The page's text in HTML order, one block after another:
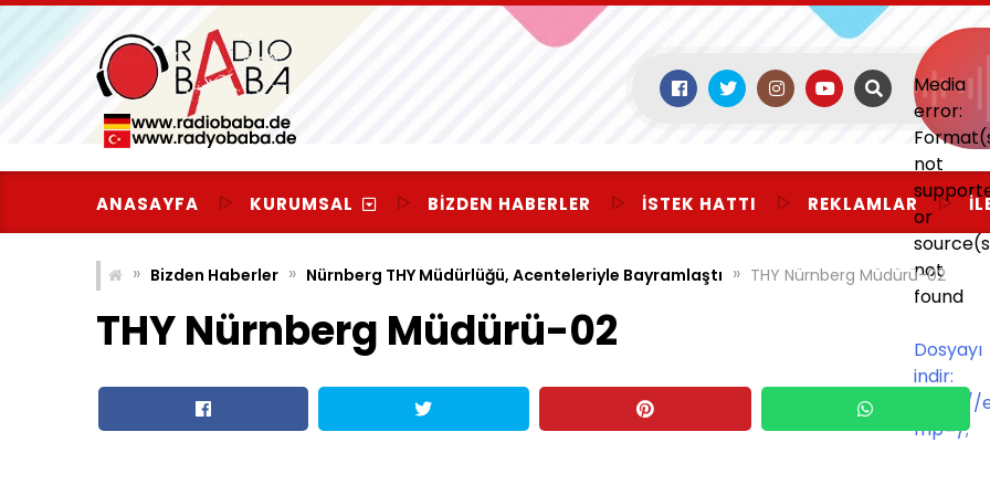
Skip
content
Media
error:
not
or
not
found
Dosyayı
indir:
mp=/;
ANASAYFA KURUMSAL BIZDEN HABERLER İSTEK HATTI REKLAMLAR
» Bizden Haberler » Nürnberg THY Müdürlüğü, Acenteleriyle Bayramlaştı » THY Nürnberg Müdürü-02
THY Nürnberg Müdürü-02